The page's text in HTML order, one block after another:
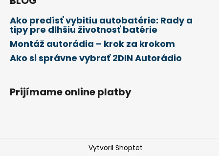
Ako predísť vybitiu autobatérie: Rady a
tipy pre dlhšiu životnosť batérie
Montáž autorádia – krok za krokom
Ako si správne vybrať 2DIN Autorádio
Prijímame online platby
Vytvoril Shoptet